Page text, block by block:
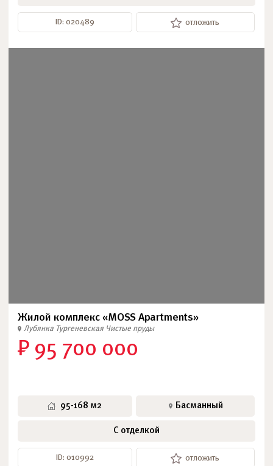
ID: 020489 отложить
Жилой комплекс «MOSS Apartments»
Лубянка Тургеневская Чистые пруды
₽ 95 700 000
95-168 м2 Басманный
С отделкой
ID: 010992 отложить